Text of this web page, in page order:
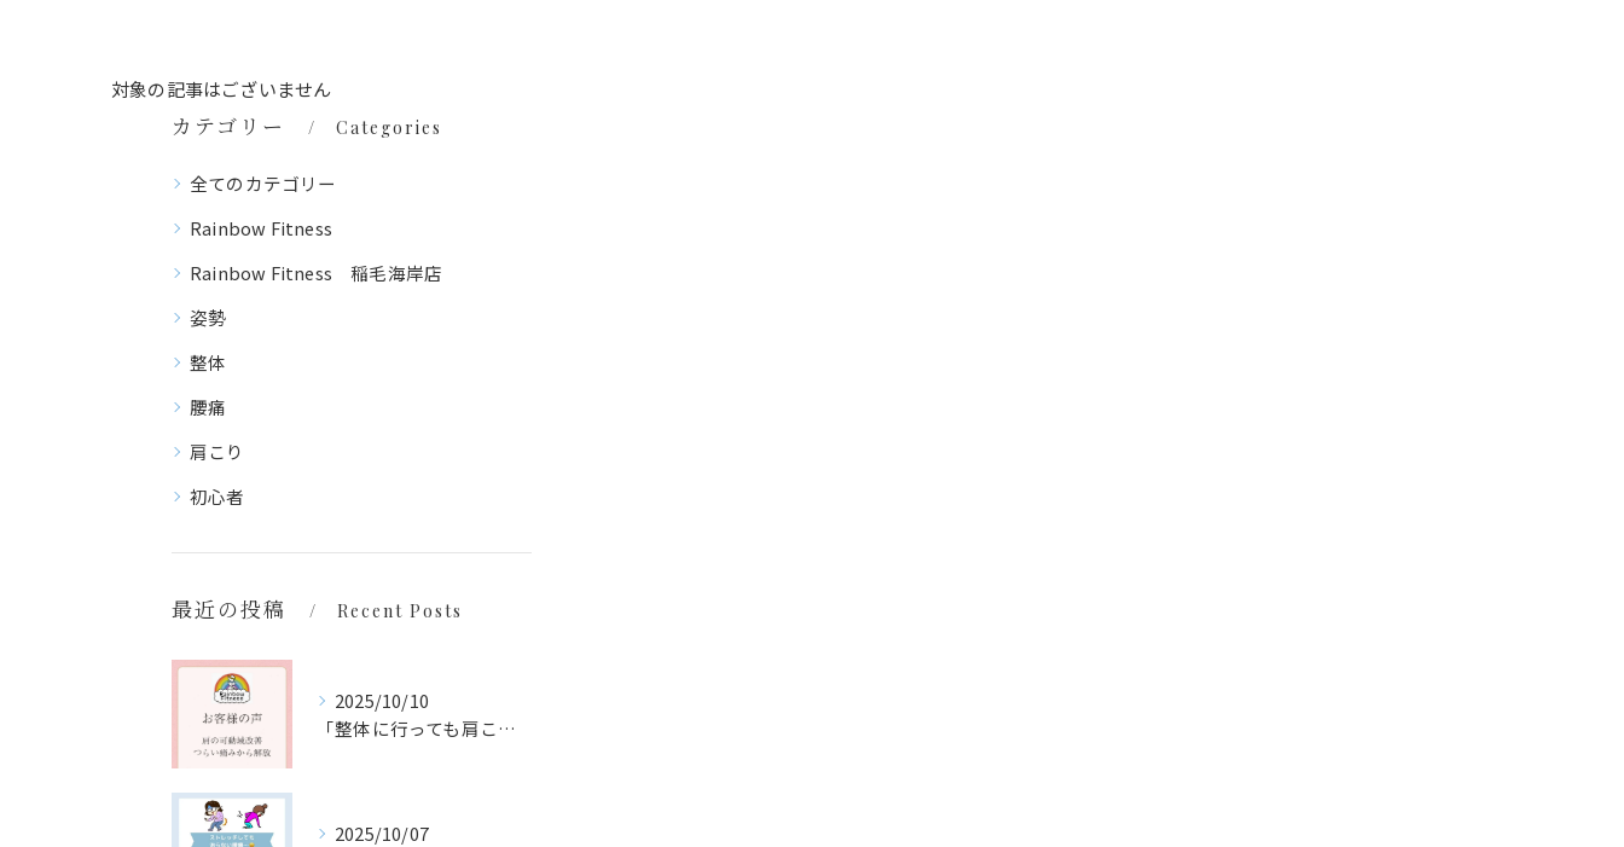
対象の記事はございません
カテゴリー Categories
全てのカテゴリー
Rainbow Fitness
Rainbow Fitness 稲毛海岸店
姿勢
整体
腰痛
肩こり
初心者
最近の投稿 Recent Posts
2025/10/10
「整体に行っても肩こり・腰痛が治らない…」
2025/10/07